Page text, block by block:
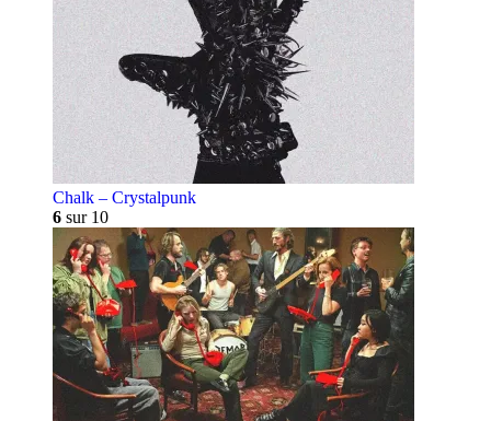
Chalk – Crystalpunk
6 sur 10